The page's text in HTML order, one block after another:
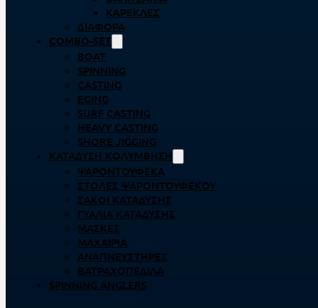
ΚΑΡΈΚΛΕΣ
ΔΙΆΦΟΡΑ
COMBO-SET
BOAT
SPINNING
CASTING
EGING
SURF CASTING
HEAVY CASTING
SHORE JIGGING
ΚΑΤΆΔΥΣΗ ΚΟΛΎΜΒΗΣΗ
ΨΑΡΟΝΤΟΎΦΕΚΑ
ΣΤΟΛΈΣ ΨΑΡΟΝΤΟΎΦΕΚΟΥ
ΣΆΚΟΙ ΚΑΤΆΔΥΣΗΣ
ΓΥΑΛΙΆ ΚΑΤΆΔΥΣΗΣ
ΜΆΣΚΕΣ
ΜΑΧΑΊΡΙΑ
ΑΝΑΠΝΕΥΣΤΉΡΕΣ
ΒΑΤΡΑΧΟΠΈΔΙΛΑ
SPINNING ANGLERS